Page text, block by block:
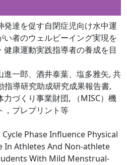
発達を促す自閉症児向け水中運
い者のウェルビーイング実現を
康運動実践指導者の養成を目
進一郎、酒井泰葉、塩多雅矢, 共
指導研究助成研究成果報告書,
づくり事業財団, （MISC）機
，プレプリント等
Phase Influence Physical
In Athletes And Non-athlete
With Mild Menstrual-